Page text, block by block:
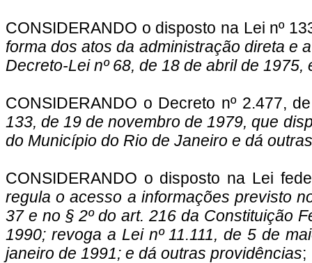
CONSIDERANDO o disposto na Lei nº
forma dos atos da administração direta e
Decreto-Lei nº 68, de 18 de abril de
CONSIDERANDO o Decreto nº 2.477,
133, de 19 de novembro de 1979, que
do Município do Rio de Janeiro e dá
CONSIDERANDO o disposto na Lei
regula o acesso a informações previsto
37 e no § 2º do art. 216 da Constituição
1990; revoga a Lei nº 11.111, de 5 de
janeiro de 1991; e dá outras providências;